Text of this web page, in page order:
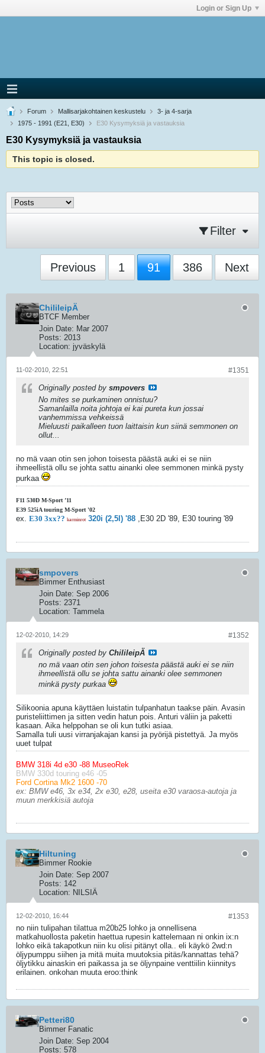
Login or Sign Up
Forum Mallisarjakohtainen keskustelu
3- ja 4-sarja
1975 - 1991 (E21, E30)
E30 Kysymyksiä ja vastauksia
E30 Kysymyksiä ja vastauksia
This topic is closed.
Filter
Previous 1 91 386 Next
ChilileipÄ
BTCF Member
Join Date: Mar 2007
Posts: 2013
Location: jyväskylä
#1351
11-02-2010, 22:51
Originally posted by smpovers
No mites se purkaminen onnistuu?
Samanlailla noita johtoja ei kai pureta kun jossai
vanhemmissa vehkeissä
Mieluusti paikalleen tuon laittaisin kun siinä semmonen on
ollut...
no mä vaan otin sen johon toisesta päästä auki ei se niin
ihmeellistä ollu se johta sattu ainanki olee semmonen minkä pysty
purkaa
F11 530D M-Sport ’11
E39 525iA touring M-Sport '02
ex. E30 3xx?? karminrot 320i (2,5l) '88 ,E30 2D '89, E30 touring '89
smpovers
Bimmer Enthusiast
Join Date: Sep 2006
Posts: 2371
Location: Tammela
#1352
12-02-2010, 14:29
Originally posted by ChilileipÄ
no mä vaan otin sen johon toisesta päästä auki ei se niin
ihmeellistä ollu se johta sattu ainanki olee semmonen
minkä pysty purkaa
Silikoonia apuna käyttäen luistatin tulpanhatun taakse päin. Avasin
puristeliittimen ja sitten vedin hatun pois. Anturi väliin ja paketti
kasaan. Aika helppohan se oli kun tutki asiaa.
Samalla tuli uusi virranjakajan kansi ja pyörijä pistettyä. Ja myös
uuet tulpat
BMW 318i 4d e30 -88 MuseoRek
BMW 330d touring e46 -05
Ford Cortina Mk2 1600 -70
ex: BMW e46, 3x e34, 2x e30, e28, useita e30 varaosa-autoja ja
muun merkkisiä autoja
Hiltuning
Bimmer Rookie
Join Date: Sep 2007
Posts: 142
Location: NILSIÄ
#1353
12-02-2010, 16:44
no niin tulipahan tilattua m20b25 lohko ja onnellisena
matkahuollosta paketin haettua rupesin kattelemaan ni onkin ix:n
lohko eikä takapotkun niin ku olisi pitänyt olla.. eli käykö 2wd:n
öljypumppu siihen ja mitä muita muutoksia pitäs/kannattas tehä?
öljytikku ainaskin eri paikassa ja se öljynpaine venttiilin kiinnitys
erilainen. onkohan muuta eroo:think
Petteri80
Bimmer Fanatic
Join Date: Sep 2004
Posts: 578